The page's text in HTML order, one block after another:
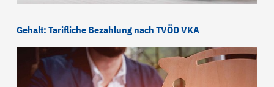
Gehalt: Tarifliche Bezahlung nach TVÖD VKA